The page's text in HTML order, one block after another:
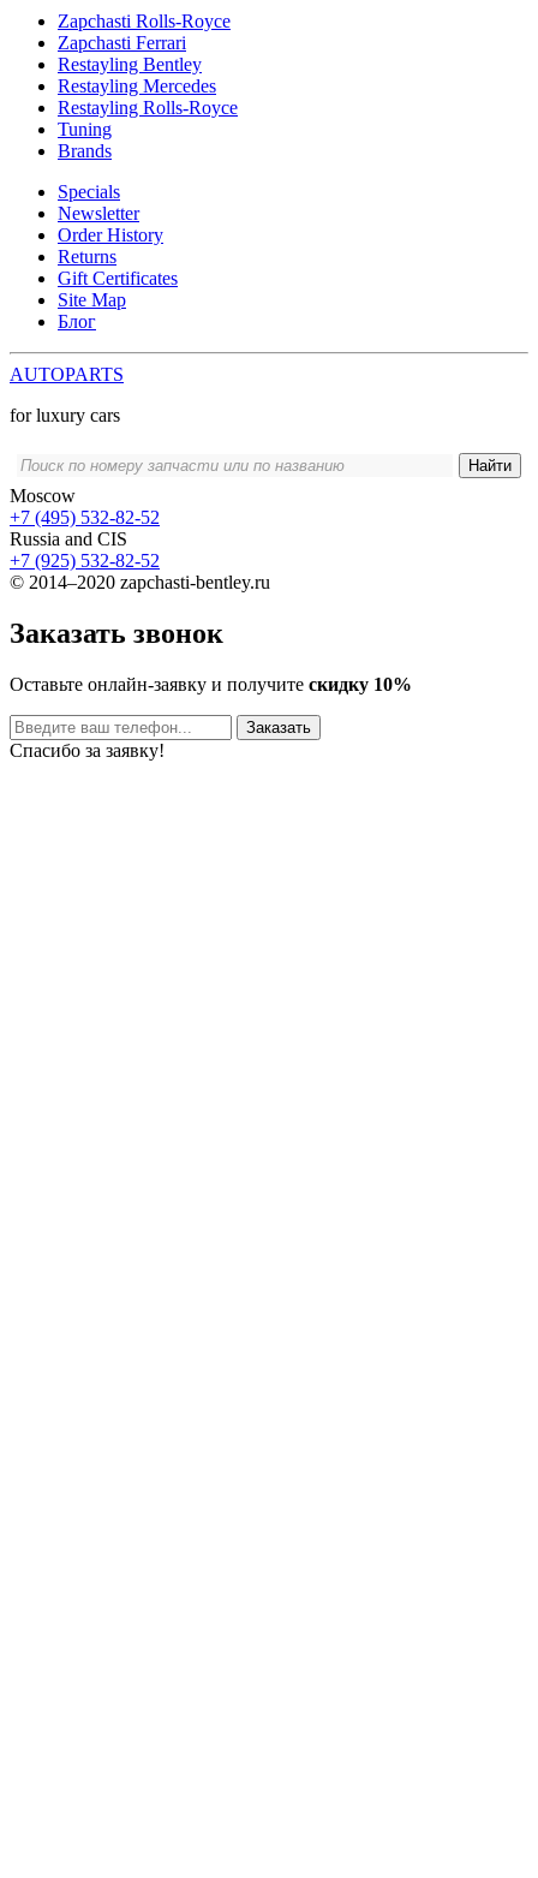
Zapchasti Rolls-Royce
Zapchasti Ferrari
Restayling Bentley
Restayling Mercedes
Restayling Rolls-Royce
Tuning
Brands
Specials
Newsletter
Order History
Returns
Gift Certificates
Site Map
Блог
AUTOPARTS
for luxury cars
Moscow
+7 (495) 532-82-52
Russia and CIS
+7 (925) 532-82-52
© 2014–2020 zapchasti-bentley.ru
Заказать звонок
Оставьте онлайн-заявку и получите скидку 10%
Заказать
Спасибо за заявку!